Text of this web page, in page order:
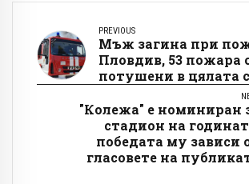
PREVIOUS
Мъж загина при
Пловдив, 53 пожара
потушени в цялата
"Колежа" е номиниран
стадион на
победата му зависи
гласовете на